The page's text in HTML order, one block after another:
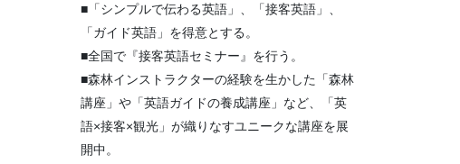
■「シンプルで伝わる英語」、「接客英語」、
「ガイド英語」を得意とする。
■全国で『接客英語セミナー』を行う。
■森林インストラクターの経験を生かした「森林
講座」や「英語ガイドの養成講座」など、「英
語×接客×観光」が織りなすユニークな講座を展
開中。